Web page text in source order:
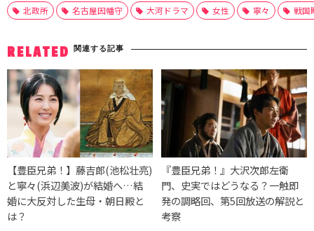
北政所 名古屋因幡守 大河ドラマ 女性 寧々 戦国
RELATED 関連する記事
【豊臣兄弟！】藤吉郎(池松壮亮)
と寧々(浜辺美波)が結婚へ…結
婚に大反対した生母・朝日殿と
は？
『豊臣兄弟！』大沢次郎左衛
門、史実ではどうなる？一触即
発の調略回、第5回放送の解説と
考察